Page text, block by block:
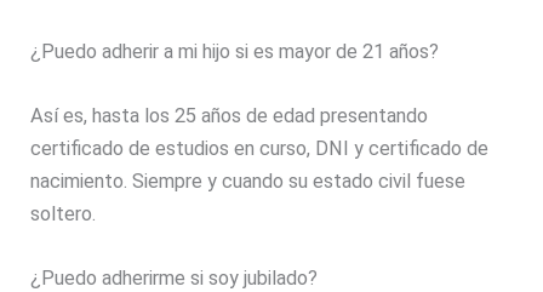
¿Puedo adherir a mi hijo si es mayor de 21 años?
Así es, hasta los 25 años de edad presentando
certificado de estudios en curso, DNI y certificado de
nacimiento. Siempre y cuando su estado civil fuese
soltero.
¿Puedo adherirme si soy jubilado?